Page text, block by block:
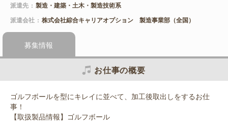
派遣先
製造・建築・土木・製造技術系
派遣会社
株式会社綜合キャリアオプション 製造事業部（全国）
募集情報
お仕事の概要
ゴルフボールを型にキレイに並べて、加工後取出しをするお仕
事！
【取扱製品情報】ゴルフボール